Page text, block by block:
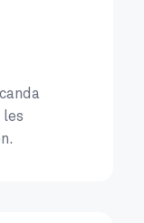
les